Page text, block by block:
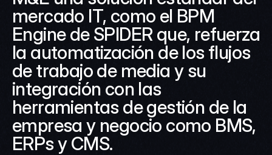
mercado IT, como el BPM
Engine de SPIDER que, refuerza
la automatización de los flujos
de trabajo de media y su
integración con las
herramientas de gestión de la
empresa y negocio como BMS,
ERPs y CMS.